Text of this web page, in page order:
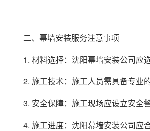
二、幕墙安装服务注意事项
1. 材料选择：沈阳幕墙安装公司应
2. 施工技术：施工人员需具备专业
3. 安全保障：施工现场应设立安全
4. 施工进度：沈阳幕墙安装公司应